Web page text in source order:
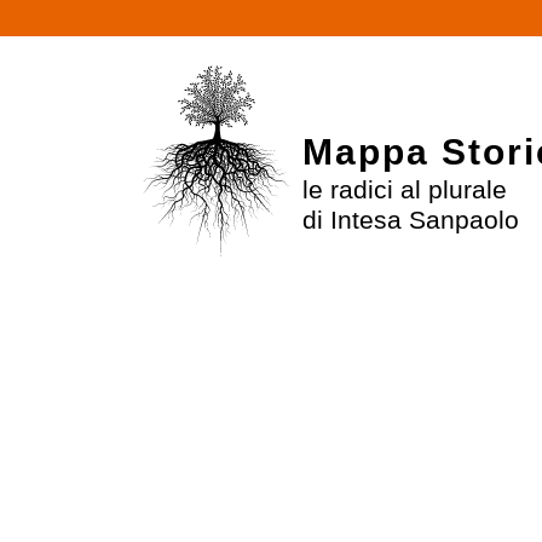
Mappa
le radici al plurale
di Intesa Sanpaolo